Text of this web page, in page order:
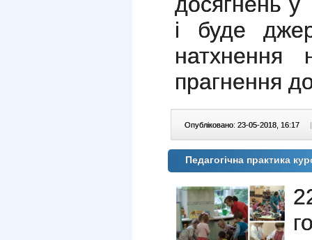
і буде
натхнення
прагнення
Опубліковано: 23-05-2018, 16:17 |
Педагогічна практика